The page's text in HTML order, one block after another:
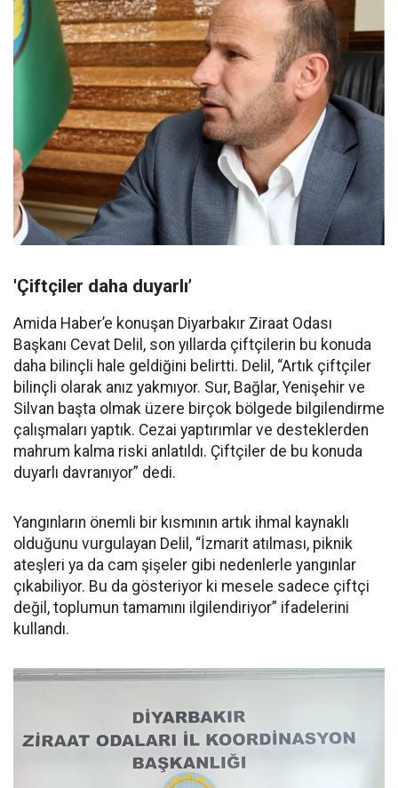
'Çiftçiler daha duyarlı’
Amida Haber’e konuşan Diyarbakır Ziraat Odası
Başkanı Cevat Delil, son yıllarda çiftçilerin bu konuda
daha bilinçli hale geldiğini belirtti. Delil, “Artık çiftçiler
bilinçli olarak anız yakmıyor. Sur, Bağlar, Yenişehir ve
Silvan başta olmak üzere birçok bölgede bilgilendirme
çalışmaları yaptık. Cezai yaptırımlar ve desteklerden
mahrum kalma riski anlatıldı. Çiftçiler de bu konuda
duyarlı davranıyor” dedi.
Yangınların önemli bir kısmının artık ihmal kaynaklı
olduğunu vurgulayan Delil, “İzmarit atılması, piknik
ateşleri ya da cam şişeler gibi nedenlerle yangınlar
çıkabiliyor. Bu da gösteriyor ki mesele sadece çiftçi
değil, toplumun tamamını ilgilendiriyor” ifadelerini
kullandı.